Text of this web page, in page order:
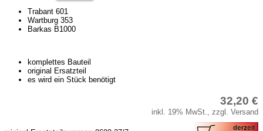
Anhänger
Sonderanfertigungen
KFZ-Leitungen & Zubehör
Werkstattbedarf
Trabant 601
Wartburg 353
Barkas B1000
komplettes Bauteil
original Ersatzteil
es wird ein Stück benötigt
32,20 €
inkl. 19% MwSt., zzgl. Versand